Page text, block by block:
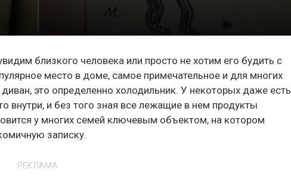
близкого человека или просто не хотим его будить с
место в доме, самое примечательное и для многих
это определенно холодильник. У некоторых даже есть
внутри, и без того зная все лежащие в нем продукты
у многих семей ключевым объектом, на котором
записку.
РЕКЛАМА